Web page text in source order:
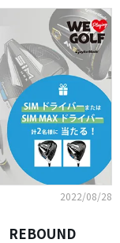
2022/08/28
REBOUND